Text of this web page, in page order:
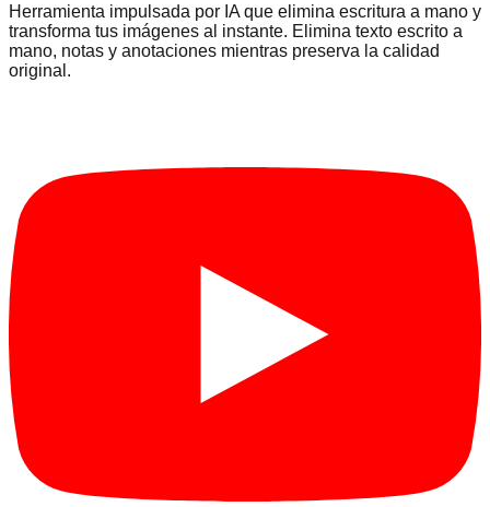
Herramienta impulsada por IA que elimina escritura a mano y
transforma tus imágenes al instante. Elimina texto escrito a
mano, notas y anotaciones mientras preserva la calidad
original.